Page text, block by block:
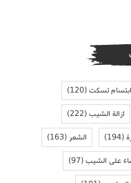
ابتسام تسكت(120)
ازالة الشيب(222)
(194) الشعر(163)
على الشيب(97)